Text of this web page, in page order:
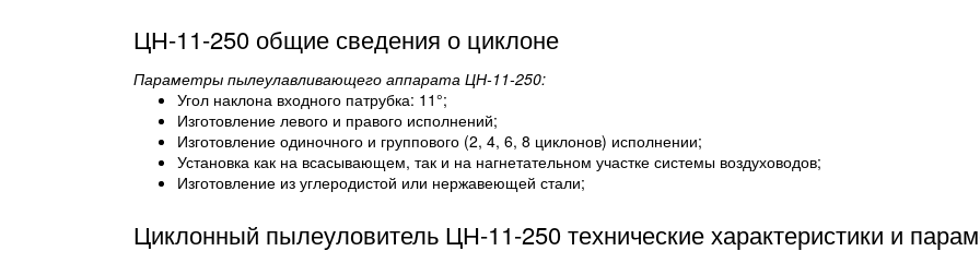
ЦН-11-250 общие сведения о циклоне
Параметры пылеулавливающего аппарата ЦН-11-250:
Угол наклона входного патрубка: 11°;
Изготовление левого и правого исполнений;
Изготовление одиночного и группового (2, 4, 6, 8 циклонов) исполнении;
Установка как на всасывающем, так и на нагнетательном участке системы воздуховодов;
Изготовление из углеродистой или нержавеющей стали;
Циклонный пылеуловитель ЦН-11-250 технические характеристики и